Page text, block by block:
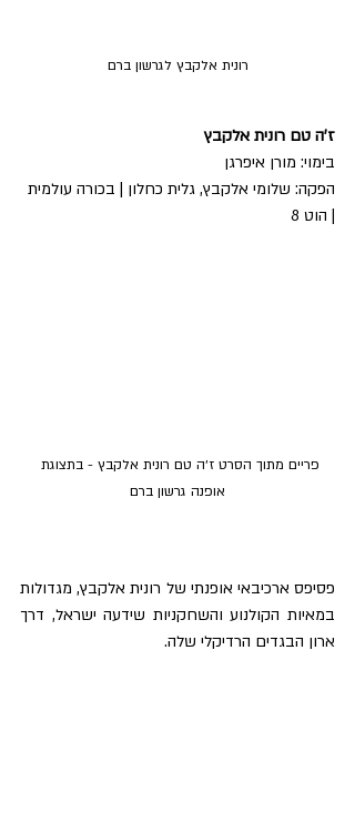
רונית אלקבץ לגרשון ברם
ז'ה טם רונית אלקבץ
בימוי: מורן איפרגן
הפקה: שלומי אלקבץ, גלית כחלון | בכורה עולמית
| הוט 8
פריים מתוך הסרט ז׳ה טם רונית אלקבץ - בתצוגת
אופנה גרשון ברם
ארון הבגדים הרדיקלי שלה.